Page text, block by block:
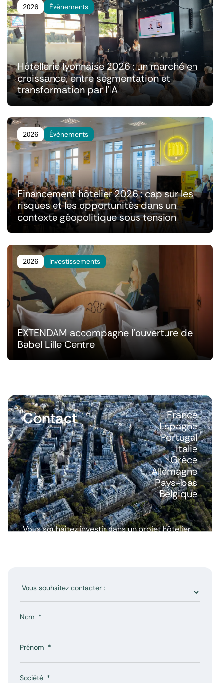
2026 Évènements
Hôtellerie lyonnaise 2026 : un marché en
croissance, entre segmentation et
transformation par l'IA
2026 Évènements
Financement hôtelier 2026 : cap sur les
risques et les opportunités dans un
contexte géopolitique sous tension
2026 Investissements
EXTENDAM accompagne l'ouverture de
Babel Lille Centre
Contact
France
Espagne
Portugal
Italie
Grèce
Allemagne
Pays-bas
Belgique
Vous souhaitez investir dans un projet hôtelier
Nom
Prénom
Société